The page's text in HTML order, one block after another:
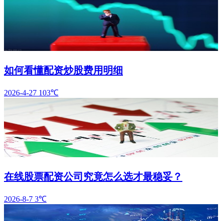
如何看懂配资炒股费用明细
2026-4-27 103℃
在线股票配资公司究竟怎么选才最稳妥？
2026-8-7 3℃